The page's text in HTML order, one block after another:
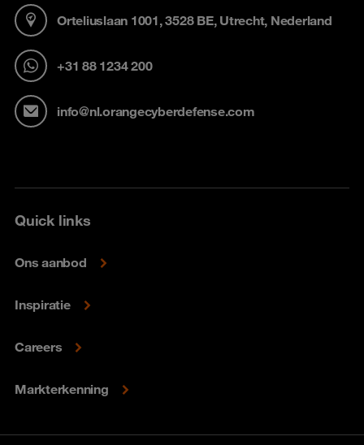
Orteliuslaan 1001, 3528 BE, Utrecht, Nederland
+31 88 1234 200
info@nl.orangecyberdefense.com
Quick links
Ons aanbod
Inspiratie
Careers
Markterkenning